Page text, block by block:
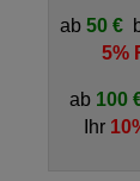
ab50 €
5%
ab 100
Ihr